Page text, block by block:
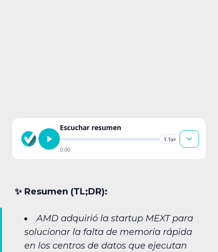
Escuchar resumen
1.1x▾
0:00
✨︎ Resumen (TL;DR):
AMD adquirió la startup MEXT para
solucionar la falta de memoria rápida
en los centros de datos que ejecutan